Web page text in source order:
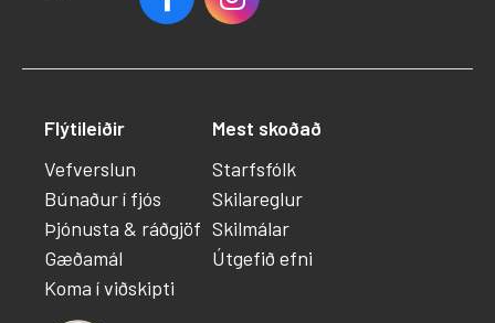
Flýtileiðir
Vefverslun
Búnaður í fjós
Þjónusta & ráðgjöf
Gæðamál
Koma í viðskipti
Mest skoðað
Starfsfólk
Skilareglur
Skilmálar
Útgefið efni